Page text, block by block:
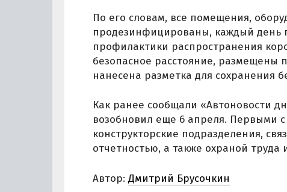
По его словам, все помещения,
продезинфицированы, каждый день
профилактики распространения
безопасное расстояние, размещены
нанесена разметка для сохранения
Как ранее сообщали «Автоновости
возобновил еще 6 апреля. Первыми
конструкторские подразделения,
отчетностью, а также охраной труда
Автор: Дмитрий Брусочкин